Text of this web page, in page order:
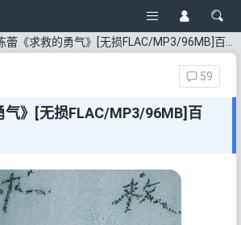
蕾《求救的勇气》[无损FLAC/MP3/96MB]百度云网盘下载
气》[无损FLAC/MP3/96MB]百
59